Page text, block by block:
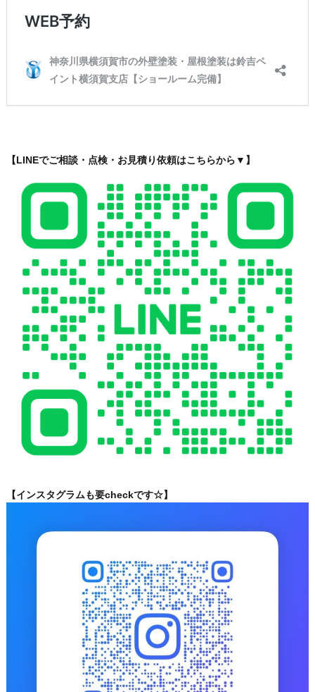
【LINEでご相談・点検・お見積り依頼はこちらから▼】
【インスタグラムも要checkです☆】